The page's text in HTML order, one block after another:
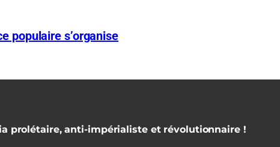
populaire s’organise
prolétaire, anti-impérialiste et révolutionnaire !